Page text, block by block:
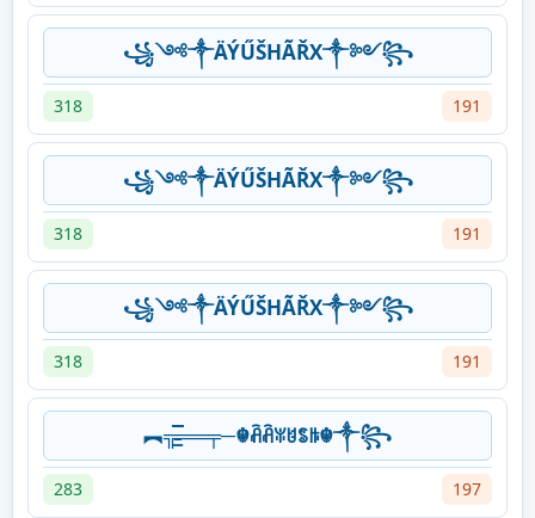
꧁༺༒ÄÝŰŠHÃŘX༒༻꧂
318 191
꧁༺༒ÄÝŰŠHÃŘX༒༻꧂
318 191
꧁༺༒ÄÝŰŠHÃŘX༒༻꧂
318 191
︻╦̵̵͇̿̿̿̿══╤─☬ꋫꋫꐟꐇꌚꑛ☬༒꧂
283 197